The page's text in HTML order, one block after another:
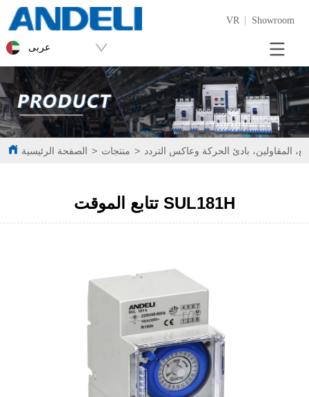
VR Showroom
عربى
الصفحة الرئيسية > منتجات > المقاولين، بادئ الحركة وعاكس التردد
تتابع الموقت SUL181H